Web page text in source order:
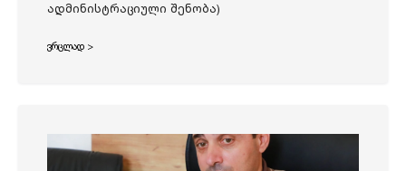
ადმინისტრაციული შენობა)
ვრცლად >